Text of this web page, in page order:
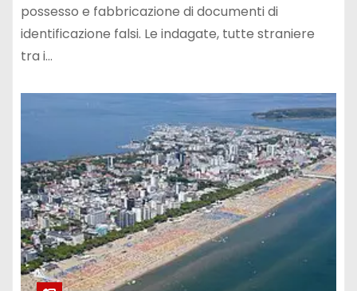
possesso e fabbricazione di documenti di
identificazione falsi. Le indagate, tutte straniere
tra i…